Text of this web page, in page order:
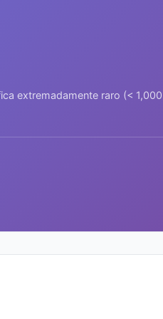
extremadamente raro (<